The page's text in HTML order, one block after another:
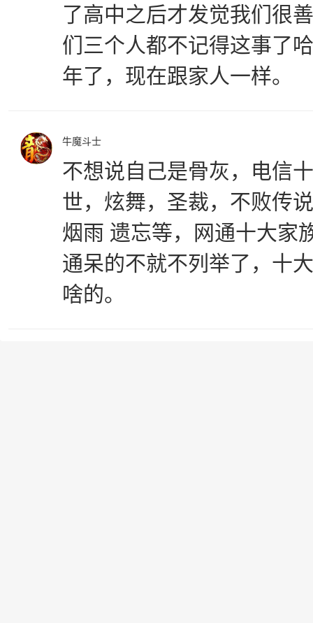
了高中之后才发觉我们很
们三个人都不记得这事了
年了，现在跟家人一样。
牛魔斗士
不想说自己是骨灰，电信
世，炫舞，圣裁，不败传
烟雨 遗忘等，网通十大家
通呆的不就不列举了，十
啥的。